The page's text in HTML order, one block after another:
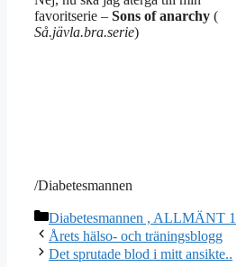
favoritserie – Sons of anarchy (
Så.jävla.bra.serie)
/Diabetesmannen
Kategorier
Diabetesmannen , ALLMÄNT 1
Årets hälso- och träningsblogg
Det sprutade blod i mitt ansikte..